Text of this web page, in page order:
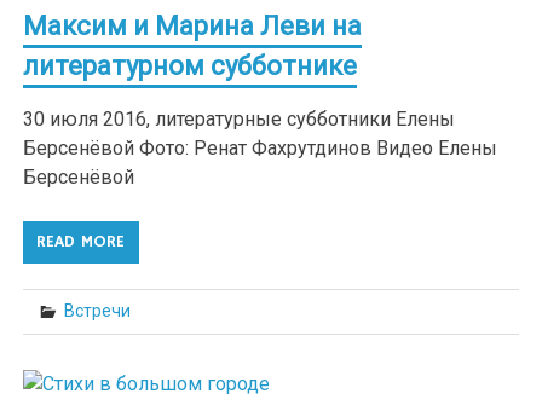
Максим и Марина Леви на
литературном субботнике
30 июля 2016, литературные субботники Елены
Берсенёвой Фото: Ренат Фахрутдинов Видео Елены
Берсенёвой
READ MORE
Встречи